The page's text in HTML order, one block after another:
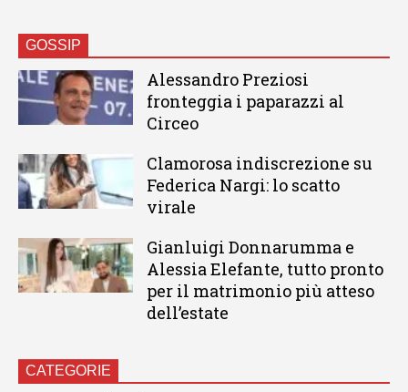
GOSSIP
Alessandro Preziosi
fronteggia i paparazzi al
Circeo
Clamorosa indiscrezione su
Federica Nargi: lo scatto
virale
Gianluigi Donnarumma e
Alessia Elefante, tutto pronto
per il matrimonio più atteso
dell’estate
CATEGORIE